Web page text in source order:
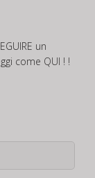
un
come QUI ! !